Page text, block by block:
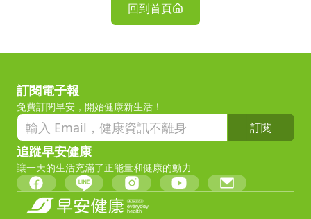
回到首頁
訂閱電子報
免費訂閱早安，開始健康新生活！
訂閱
追蹤早安健康
讓一天的生活充滿了正能量和健康的動力